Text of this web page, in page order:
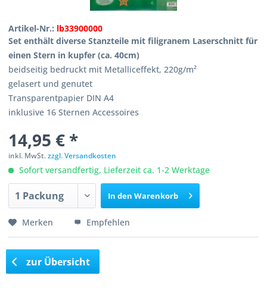
Artikel-Nr.: lb33900000
Set enthält diverse Stanzteile mit filigranem Laserschnitt für
einen Stern in kupfer (ca. 40cm)
beidseitig bedruckt mit Metalliceffekt, 220g/m²
gelasert und genutet
Transparentpapier DIN A4
inklusive 16 Sternen Accessoires
14,95 € *
inkl. MwSt.zzgl. Versandkosten
Sofort versandfertig, Lieferzeit ca. 1-2 Werktage
In den Warenkorb
Merken Empfehlen
zur Übersicht